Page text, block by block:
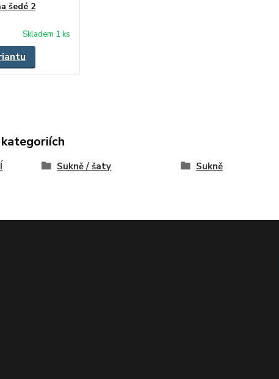
šedé 2
Skladem 1 ks
Sukně / šaty Sukně